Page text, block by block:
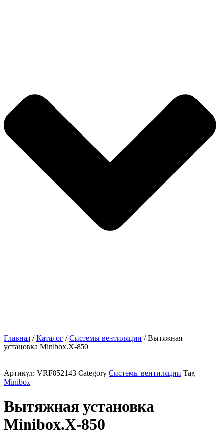
Главная /Каталог /Системы вентиляции / Вытяжная
установка Minibox.X-850
Артикул: VRF852143 Category Системы вентиляции Tag
Minibox
Вытяжная установка
Minibox.X-850